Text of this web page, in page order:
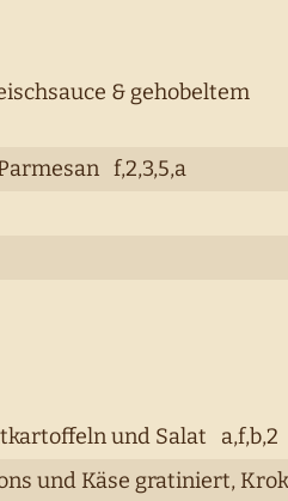
& gehobeltem
f,2,3,5,a
und Salat a,f,b,2
und Käse gratiniert,